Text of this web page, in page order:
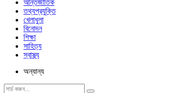
আন্তর্জাতিক
তথ্যপ্রযুক্তি
খেলাধুলা
বিনোদন
শিক্ষা
সাহিত্য
স্বাস্থ্য
অন্যান্য